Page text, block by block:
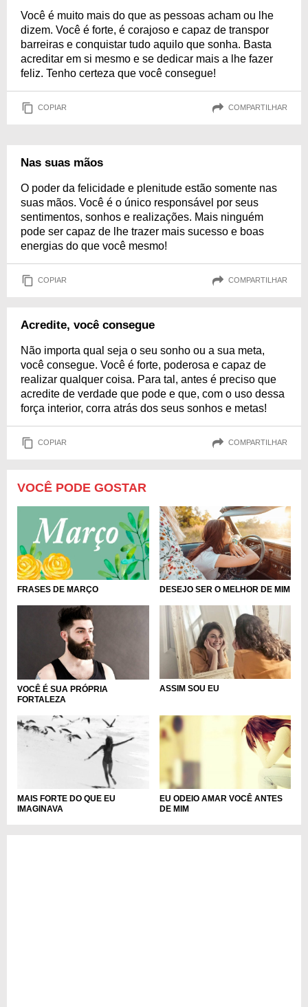
Você é muito mais do que as pessoas acham ou lhe
dizem. Você é forte, é corajoso e capaz de transpor
barreiras e conquistar tudo aquilo que sonha. Basta
acreditar em si mesmo e se dedicar mais a lhe fazer
feliz. Tenho certeza que você consegue!
COPIAR COMPARTILHAR
Nas suas mãos
O poder da felicidade e plenitude estão somente nas
suas mãos. Você é o único responsável por seus
sentimentos, sonhos e realizações. Mais ninguém
pode ser capaz de lhe trazer mais sucesso e boas
energias do que você mesmo!
COPIAR COMPARTILHAR
Acredite, você consegue
Não importa qual seja o seu sonho ou a sua meta,
você consegue. Você é forte, poderosa e capaz de
realizar qualquer coisa. Para tal, antes é preciso que
acredite de verdade que pode e que, com o uso dessa
força interior, corra atrás dos seus sonhos e metas!
COPIAR COMPARTILHAR
VOCÊ PODE GOSTAR
FRASES DE MARÇO DESEJO SER O MELHOR DE MIM
VOCÊ É SUA PRÓPRIA
FORTALEZA
ASSIM SOU EU
MAIS FORTE DO QUE EU
IMAGINAVA
EU ODEIO AMAR VOCÊ ANTES
DE MIM